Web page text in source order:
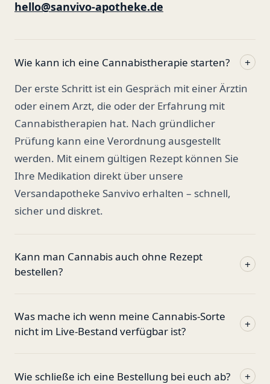
hello@sanvivo-apotheke.de
Wie kann ich eine Cannabistherapie starten?
+
Der erste Schritt ist ein Gespräch mit einer Ärztin
oder einem Arzt, die oder der Erfahrung mit
Cannabistherapien hat. Nach gründlicher
Prüfung kann eine Verordnung ausgestellt
werden. Mit einem gültigen Rezept können Sie
Ihre Medikation direkt über unsere
Versandapotheke Sanvivo erhalten – schnell,
sicher und diskret.
Kann man Cannabis auch ohne Rezept
bestellen?
+
Was mache ich wenn meine Cannabis-Sorte
nicht im Live-Bestand verfügbar ist?
+
Wie schließe ich eine Bestellung bei euch ab? +